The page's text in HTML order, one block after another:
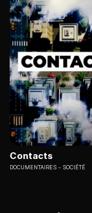
Contacts
DOCUMENTAIRES SOCIÉTÉ